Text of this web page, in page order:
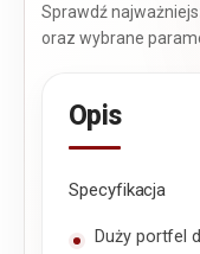
Sprawdź
oraz wybrane
Opis
Specyfikacja
Duży portfel